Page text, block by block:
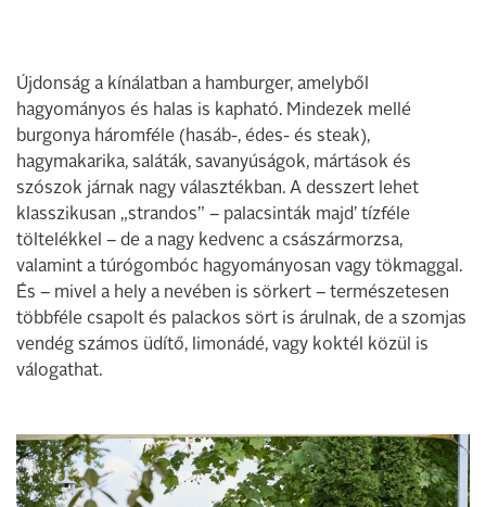
Újdonság a kínálatban a hamburger, amelyből
hagyományos és halas is kapható. Mindezek mellé
burgonya háromféle (hasáb-, édes- és steak),
hagymakarika, saláták, savanyúságok, mártások és
szószok járnak nagy választékban. A desszert lehet
klasszikusan „strandos” – palacsinták majd’ tízféle
töltelékkel – de a nagy kedvenc a császármorzsa,
valamint a túrógombóc hagyományosan vagy tökmaggal.
És – mivel a hely a nevében is sörkert – természetesen
többféle csapolt és palackos sört is árulnak, de a szomjas
vendég számos üdítő, limonádé, vagy koktél közül is
válogathat.